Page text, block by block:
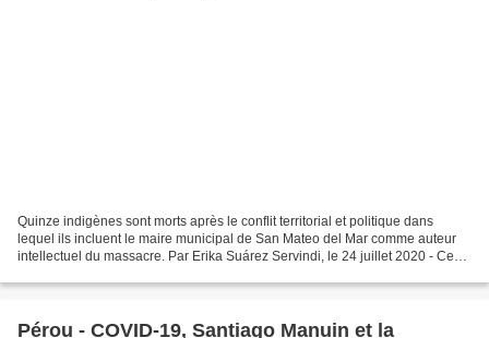
Quinze indigènes sont morts après le conflit territorial et politique dans
lequel ils incluent le maire municipal de San Mateo del Mar comme auteur
intellectuel du massacre. Par Erika Suárez Servindi, le 24 juillet 2020 - Ce
Pérou - COVID-19, Santiago Manuin et la